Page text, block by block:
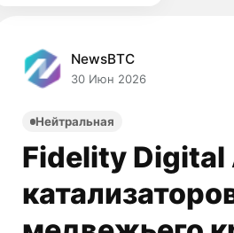
NewsBTC
30 Июн 2026
Нейтральная
Fidelity Digital